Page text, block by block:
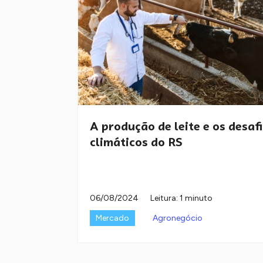
A produção de leite e os
climáticos do RS
06/08/2024
Leitura: 1 minuto
Mercado
Agronegócio